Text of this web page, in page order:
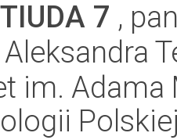
7 ,
im.